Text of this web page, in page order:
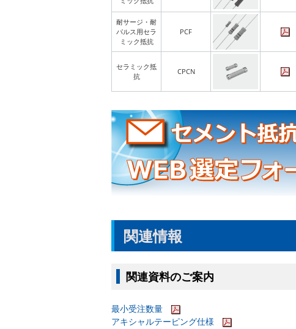
耐サージ・耐
パルス用セラ
ミック抵抗
PCF
セラミック抵
抗
CPCN
関連情報
関連資料のご案内
最小受注数量
アキシャルテーピング仕様